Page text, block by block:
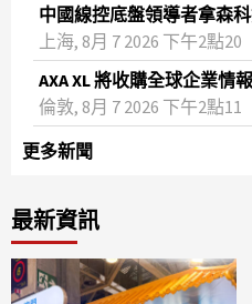
中國線控底盤領導者拿森
上海, 8月 7 2026 下午2點20
AXA XL 將收購全球企業情
倫敦, 8月 7 2026 下午2點11
更多新聞
最新資訊